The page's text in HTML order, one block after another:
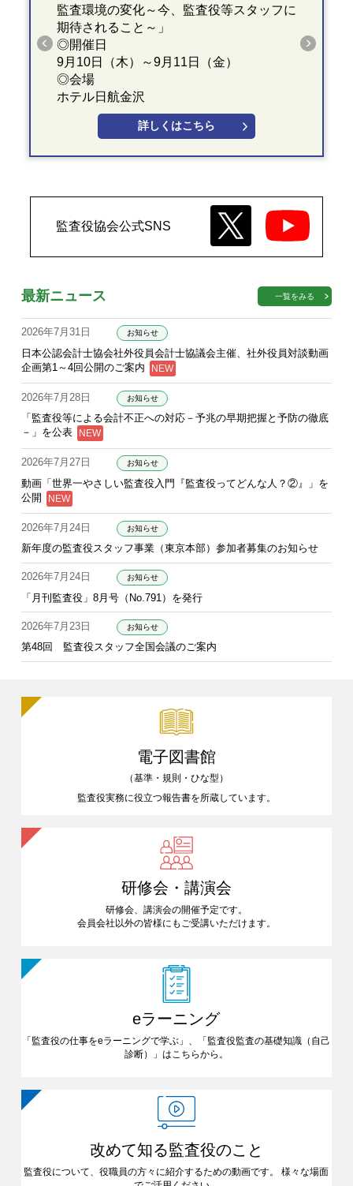
監査環境の変化～今、監査役等スタッフに
期待されること～」
◎開催日
9月10日（木）～9月11日（金）
◎会場
ホテル日航金沢
詳しくはこちら
監査役協会公式SNS
最新ニュース 一覧をみる
2026年7月31日 お知らせ
日本公認会計士協会社外役員会計士協議会主催、社外役員対談動画
企画第1～4回公開のご案内
2026年7月28日 お知らせ
「監査役等による会計不正への対応－予兆の早期把握と予防の徹底
－」を公表
2026年7月27日 お知らせ
動画「世界一やさしい監査役入門『監査役ってどんな人？②』」を
公開
2026年7月24日 お知らせ
新年度の監査役スタッフ事業（東京本部）参加者募集のお知らせ
2026年7月24日 お知らせ
「月刊監査役」8月号（No.791）を発行
2026年7月23日 お知らせ
第48回 監査役スタッフ全国会議のご案内
電子図書館
（基準・規則・ひな型）
監査役実務に役立つ報告書を所蔵しています。
研修会・講演会
研修会、講演会の開催予定です。
会員会社以外の皆様にも ご受講いただけます。
eラーニング
「監査役の仕事をeラーニングで学ぶ」、「監査役監査の基礎知識 （自己
診断）」はこちらから。
改めて知る監査役のこと
監査役について、役職員の方々に紹介するための動画です。
様々な場面